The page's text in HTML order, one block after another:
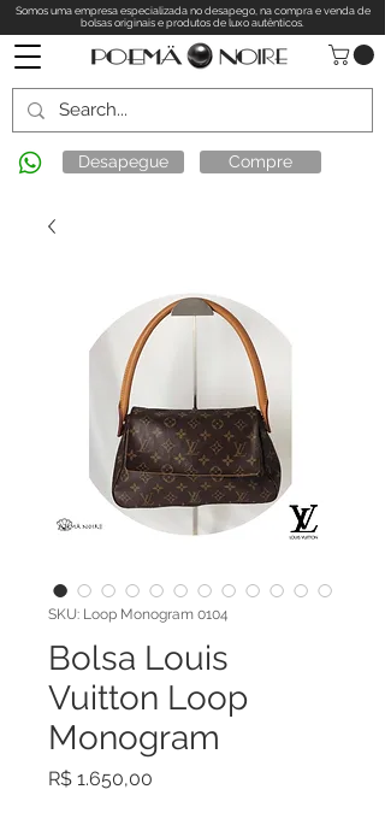
Somos uma empresa especializada no desapego, na compra e venda de
bolsas originais e produtos de luxo autênticos.
Desapegue Compre
SKU: Loop Monogram 0104
Bolsa Louis
Vuitton Loop
Monogram
R$ 1.650,00